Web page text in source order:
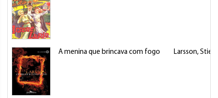
A menina que brincava com fogo Larsson, Stieg